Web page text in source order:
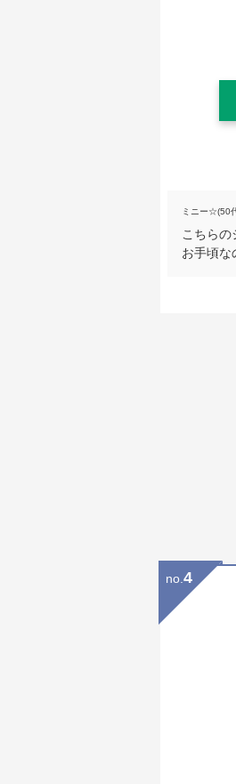
ミニー☆(50
こちら
お手頃な
no. 4